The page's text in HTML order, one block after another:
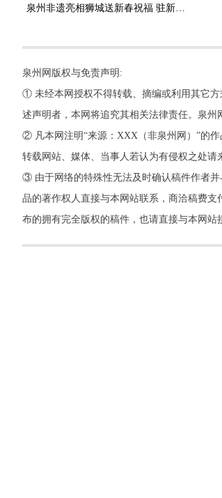
泉州网版权与免责声明:
① 未经本网授权不得转载、摘编或利用其它方
述声明者，本网将追究其相关法律责任。泉州
② 凡本网注明“来源：XXX（非泉州网）”的
转载网站、媒体、当事人若认为有侵权之处请
③ 由于网络的特殊性无法及时确认稿件作者
品的著作权人直接与本网站联系，商洽稿费
布的拥有完全版权的稿件，也请直接与本网站